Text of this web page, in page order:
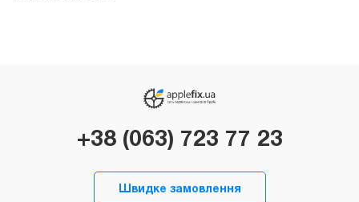
+38 (063) 723 77 23
Швидке замовлення